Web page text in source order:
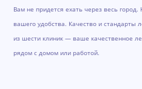
Вам не придется ехать через весь
вашего удобства. Качество и стандарты
из шести клиник — ваше качественное
рядом с домом или работой.